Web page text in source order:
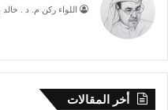
اللواء ركن م. د .
أخر المقالات